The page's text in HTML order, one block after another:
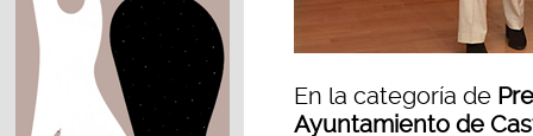
En la categoría de
Ayuntamiento de